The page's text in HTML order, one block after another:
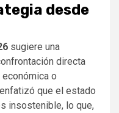
desde
sugiere una
directa
o
que el estado
insostenible, lo que,